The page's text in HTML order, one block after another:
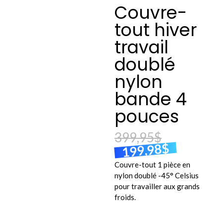
Couvre-
tout hiver
travail
doublé
nylon
bande 4
pouces
399,95$
199,98$
Couvre-tout 1 pièce en
nylon doublé -45° Celsius
pour travailler aux grands
froids.